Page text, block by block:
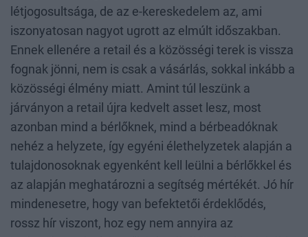
létjogosultsága, de az e-kereskedelem az, ami
iszonyatosan nagyot ugrott az elmúlt időszakban.
Ennek ellenére a retail és a közösségi terek is vissza
fognak jönni, nem is csak a vásárlás, sokkal inkább a
közösségi élmény miatt. Amint túl leszünk a
járványon a retail újra kedvelt asset lesz, most
azonban mind a bérlőknek, mind a bérbeadóknak
nehéz a helyzete, így egyéni élethelyzetek alapján a
tulajdonosoknak egyenként kell leülni a bérlőkkel és
az alapján meghatározni a segítség mértékét. Jó hír
mindenesetre, hogy van befektetői érdeklődés,
rossz hír viszont, hoz egy nem annyira az